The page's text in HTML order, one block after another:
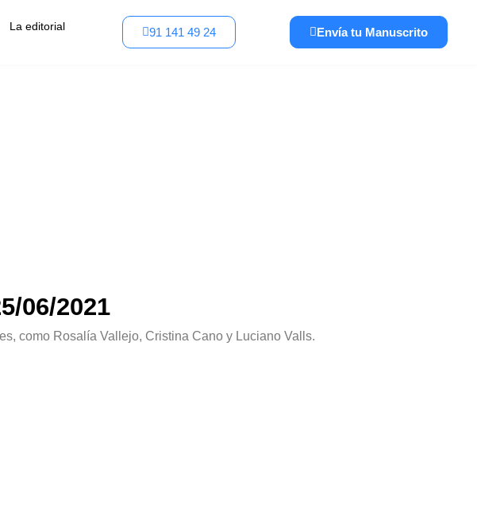
La editorial 91 141 49 24 Envía tu Manuscrito
06/2021
como Rosalía Vallejo, Cristina Cano y Luciano Valls.